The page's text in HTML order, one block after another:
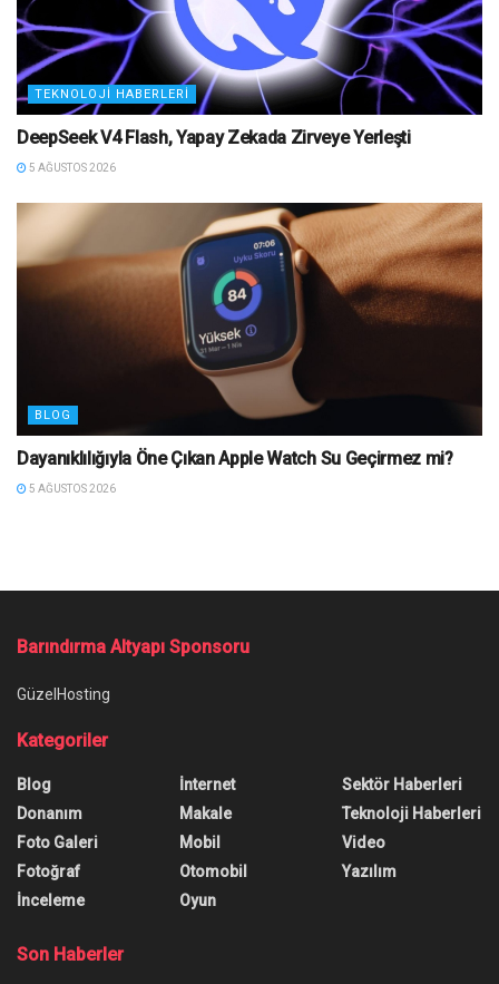
TEKNOLOJI HABERLERI
DeepSeek V4 Flash, Yapay Zekada Zirveye Yerleşti
5 AĞUSTOS 2026
BLOG
Dayanıklılığıyla Öne Çıkan Apple Watch Su Geçirmez mi?
5 AĞUSTOS 2026
Barındırma Altyapı Sponsoru
GüzelHosting
Kategoriler
Blog
Donanım
Foto Galeri
Fotoğraf
İnceleme
İnternet
Makale
Mobil
Otomobil
Oyun
Sektör Haberleri
Teknoloji Haberleri
Video
Yazılım
Son Haberler